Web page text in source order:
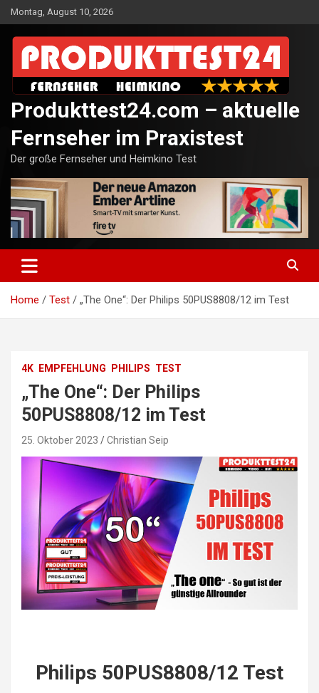
Skip
to
content
Montag, August 10, 2026
Produkttest24.com – aktuelle
Fernseher im Praxistest
Der große Fernseher und Heimkino Test
Home Test „The One“: Der Philips 50PUS8808/12 im Test
4K EMPFEHLUNG PHILIPS TEST
„The One“: Der Philips
50PUS8808/12 im Test
25. Oktober 2023 Christian Seip
Philips 50PUS8808/12 Test